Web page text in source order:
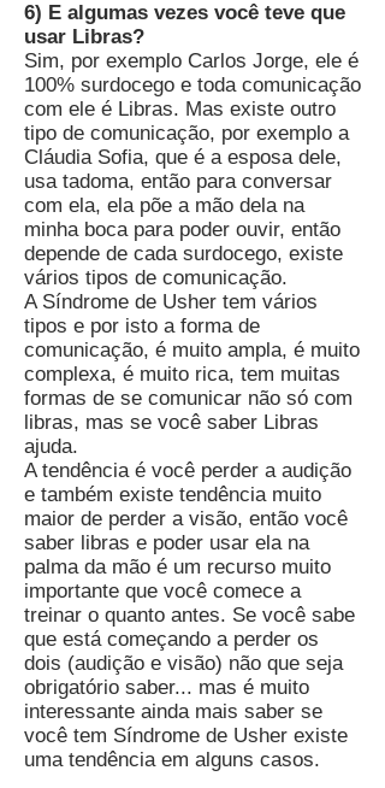
6) E algumas vezes você teve que
usar Libras?
Sim, por exemplo Carlos Jorge, ele é
100% surdocego e toda comunicação
com ele é Libras. Mas existe outro
tipo de comunicação, por exemplo a
Cláudia Sofia, que é a esposa dele,
usa tadoma, então para conversar
com ela, ela põe a mão dela na
minha boca para poder ouvir, então
depende de cada surdocego, existe
vários tipos de comunicação.
A Síndrome de Usher tem vários
tipos e por isto a forma de
comunicação, é muito ampla, é muito
complexa, é muito rica, tem muitas
formas de se comunicar não só com
libras, mas se você saber Libras
ajuda.
A tendência é você perder a audição
e também existe tendência muito
maior de perder a visão, então você
saber libras e poder usar ela na
palma da mão é um recurso muito
importante que você comece a
treinar o quanto antes. Se você sabe
que está começando a perder os
dois (audição e visão) não que seja
obrigatório saber... mas é muito
interessante ainda mais saber se
você tem Síndrome de Usher existe
uma tendência em alguns casos.